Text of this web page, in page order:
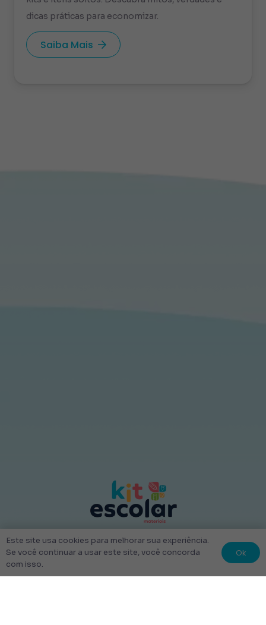
dicas práticas para economizar.
Saiba Mais
© 2022 Kit Escolar São Paulo.
Todos os direitos reservados
Este site usa cookies para melhorar sua experiência.
Se você continuar a usar este site, você concorda
com isso.
Ok